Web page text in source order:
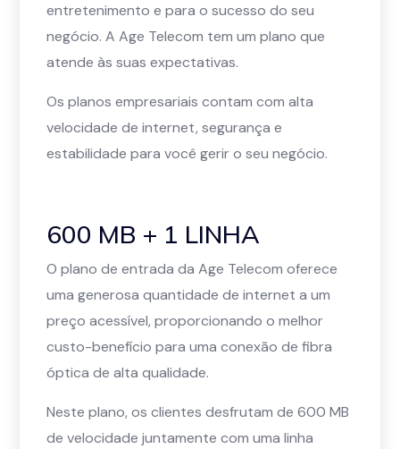
entretenimento e para o sucesso do seu
negócio. A Age Telecom tem um plano que
atende às suas expectativas.
Os planos empresariais contam com alta
velocidade de internet, segurança e
estabilidade para você gerir o seu negócio.
600 MB + 1 LINHA
O plano de entrada da Age Telecom oferece
uma generosa quantidade de internet a um
preço acessível, proporcionando o melhor
custo-benefício para uma conexão de fibra
óptica de alta qualidade.
Neste plano, os clientes desfrutam de 600 MB
de velocidade juntamente com uma linha